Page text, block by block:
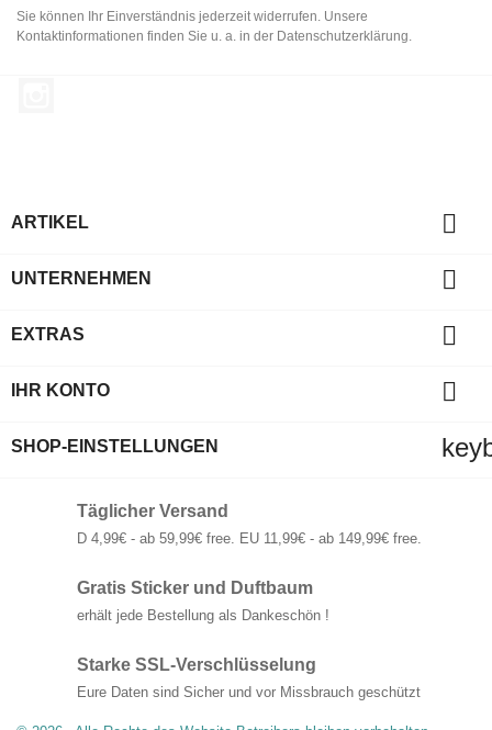
Sie können Ihr Einverständnis jederzeit widerrufen. Unsere
Kontaktinformationen finden Sie u. a. in der Datenschutzerklärung.
ARTIKEL 
UNTERNEHMEN 
EXTRAS 
IHR KONTO 
SHOP-EINSTELLUNGEN
Täglicher Versand
D 4,99€ - ab 59,99€ free. EU 11,99€ - ab 149,99€ free.
Gratis Sticker und Duftbaum
erhält jede Bestellung als Dankeschön !
Starke SSL-Verschlüsselung
Eure Daten sind Sicher und vor Missbrauch geschützt